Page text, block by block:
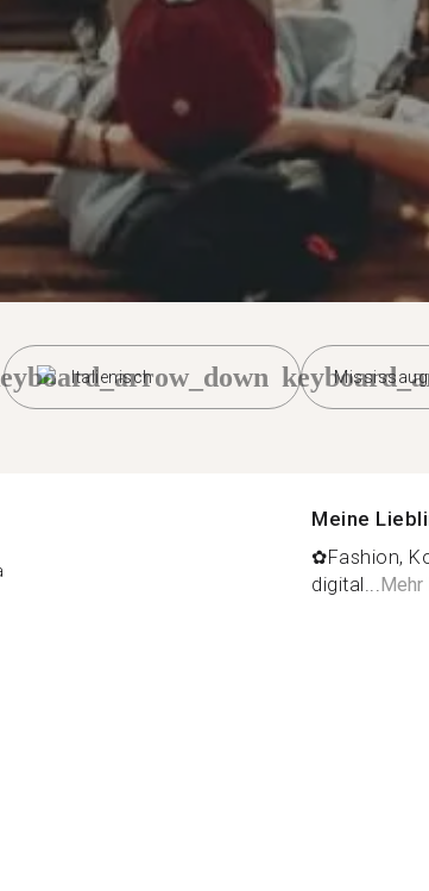
Italienisch
Meine
✿Fashion,
digital...Mehr